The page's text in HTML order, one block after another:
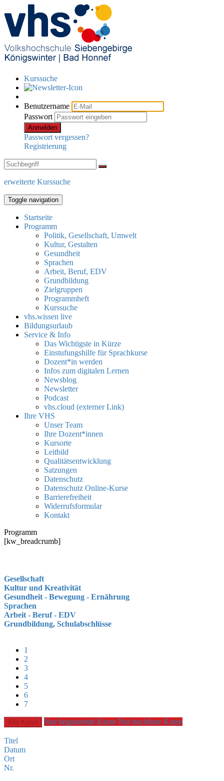
Kurssuche
Benutzername
Passwort
Anmelden
Passwort vergessen?
Registrierung
erweiterte Kurssuche
Toggle navigation
Startseite
Programm
Politik, Gesellschaft, Umwelt
Kultur, Gestalten
Gesundheit
Sprachen
Arbeit, Beruf, EDV
Grundbildung
Zielgruppen
Programmheft
Kurssuche
vhs.wissen live
Bildungsurlaub
Service & Info
Das Wichtigste in Kürze
Einstufungshilfe für Sprachkurse
Dozent*in werden
Infos zum digitalen Lernen
Newsblog
Newsletter
Podcast
vhs.cloud (externer Link)
Ihre VHS
Unser Team
Ihre Dozent*innen
Kursorte
Leitbild
Qualitätsentwicklung
Satzungen
Datenschutz
Datenschutz Online-Kurse
Barrierefreiheit
Widerrufsformular
Kontakt
Programm
[kw_breadcrumb]
Gesellschaft
Kultur und Kreativität
Gesundheit - Bewegung - Ernährung
Sprachen
Arbeit - Beruf - EDV
Grundbildung, Schulabschlüsse
1
2
3
4
5
6
7
Alle Kurse Nur beginnende Kurse Nur buchbare Kurse
Titel
Datum
Ort
Nr.